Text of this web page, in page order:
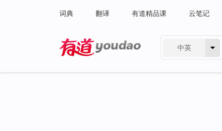
词典 翻译 有道精品课 云笔记
中英